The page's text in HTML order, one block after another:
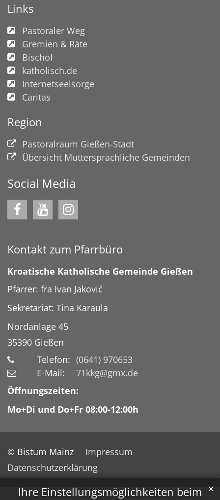
Ihre Einstellungsmöglichkeiten beim ✕
Links
Pastoraler Weg
Gremien & Räte
Bischof
katholisch.de
Internetseelsorge
Caritas
Region
Pastoralraum Gießen-Stadt
Übersicht Muttersprachliche Gemeinden
Social Media
Kontakt zum Pfarrbüro
Kroatische Katholische Gemeinde Gießen
Pfarrer: fra Ivan Jaković
Sekretariat: Tina Karaula
Nordanlage 45
35390 Gießen
Telefon: (0641) 970653
E-Mail:
71kkg@gmx.de
Öffnungszeiten:
Mo+Di und Do+Fr 08:00-12:00h
© Bistum Mainz
Impressum
Datenschutzerklärung